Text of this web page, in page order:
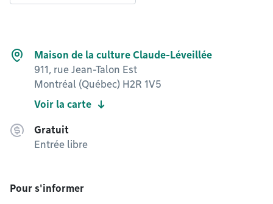
Maison de la culture Claude-Léveillée
911, rue Jean-Talon Est
Montréal (Québec) H2R 1V5
Voir la carte
Gratuit
Entrée libre
Pour s'informer